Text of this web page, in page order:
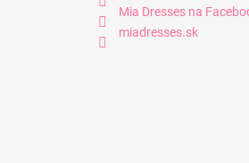
Mia Dresses na
miadresses.sk